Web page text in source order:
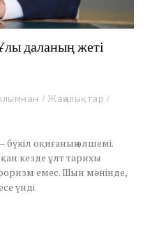
даланың жеті
/ Жаңалықтар /
– бүкіл оқиғаның өлшемі.
кезде ұлт тарихы
емес. Шын мәнінде,
үнді